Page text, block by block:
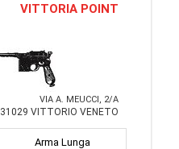
VITTORIA POINT
VIA A. MEUCCI, 2/A
31029 VITTORIO VENETO
Arma Lunga